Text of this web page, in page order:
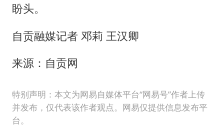
盼头。
自贡融媒记者 邓莉 王汉卿
来源：自贡网
特别声明：本文为网易自媒体平台“网易号”作者上传
并发布，仅代表该作者观点。网易仅提供信息发布平
台。